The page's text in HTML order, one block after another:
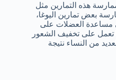
هذه التمارين مثل
بعض تمارين اليوغا،
مساعدة العضلات على
تعمل على تخفيف الشعور
من النساء نتيجة